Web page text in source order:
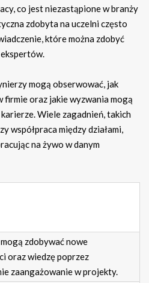
co jest niezastąpione w branży
zdobyta na uczelni często
które można zdobyć
mogą obserwować, jak
firmie oraz jakie wyzwania mogą
Wiele zagadnień, takich
współpraca między działami,
na żywo w danym
zdobywać nowe
oraz wiedzę poprzez
zaangażowanie w projekty.